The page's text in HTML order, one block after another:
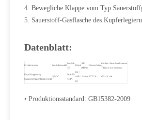
4. Bewegliche Klappe vom Typ
5. Sauerstoff-Gasflasche des
Datenblatt:
Produktname Produktmodell
Produkt
ID
Mittel
WP
(MPa)
Einlassfaden
Outlet-
Thread.
Nenndurchmesser
von mmmm.
Kupferlegierung
Sauerstoffgaszylinderventil
QF-2C.
08-855-
731A.
O2 /
AIR /
N2
15mpa.PZ27.8. G5 / 8. Φ4.
• Produktionsstandard: GB15382-2009